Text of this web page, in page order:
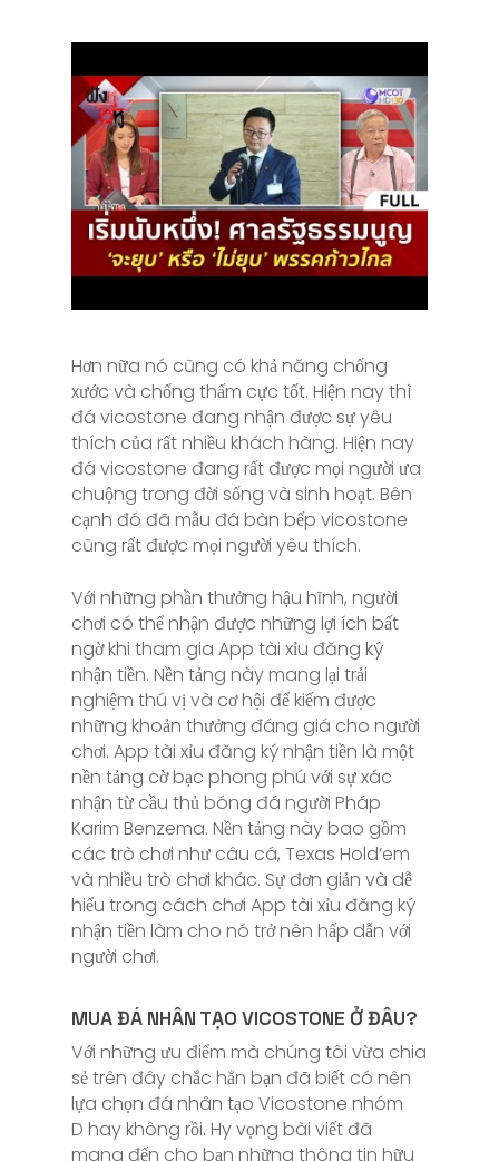
Hơn nữa nó cũng có khả năng chống
xước và chống thấm cực tốt. Hiện nay thì
đá vicostone đang nhận được sự yêu
thích của rất nhiều khách hàng. Hiện nay
đá vicostone đang rất được mọi người ưa
chuộng trong đời sống và sinh hoạt. Bên
cạnh đó đã mẫu đá bàn bếp vicostone
cũng rất được mọi người yêu thích.
Với những phần thưởng hậu hĩnh, người
chơi có thể nhận được những lợi ích bất
ngờ khi tham gia App tài xỉu đăng ký
nhận tiền. Nền tảng này mang lại trải
nghiệm thú vị và cơ hội để kiếm được
những khoản thưởng đáng giá cho người
chơi. App tài xỉu đăng ký nhận tiền là một
nền tảng cờ bạc phong phú với sự xác
nhận từ cầu thủ bóng đá người Pháp
Karim Benzema. Nền tảng này bao gồm
các trò chơi như câu cá, Texas Hold’em
và nhiều trò chơi khác. Sự đơn giản và dễ
hiểu trong cách chơi App tài xỉu đăng ký
nhận tiền làm cho nó trở nên hấp dẫn với
người chơi.
MUA ĐÁ NHÂN TẠO VICOSTONE Ở ĐÂU?
Với những ưu điểm mà chúng tôi vừa chia
sẻ trên đây chắc hẳn bạn đã biết có nên
lựa chọn đá nhân tạo Vicostone nhóm
D hay không rồi. Hy vọng bài viết đã
mang đến cho bạn những thông tin hữu